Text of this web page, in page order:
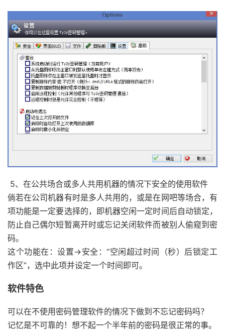
5、在公共场合或多人共用机器的情况下安全的使用软件
倘若在公司机器有时是多人共用的，或是在网吧等场合，有
项功能是一定要选择的，即机器空闲一定时间后自动锁定，
防止自己偶尔短暂离开时或忘记关闭软件而被别人偷窥到密
码。
这个功能在：设置->安全：“空闲超过时间（秒）后锁定工
作区”，选中此项并设定一个时间即可。
软件特色
可以在不使用密码管理软件的情况下做到不忘记密码吗？
记忆是不可靠的！想不起一个半年前的密码是很正常的事。